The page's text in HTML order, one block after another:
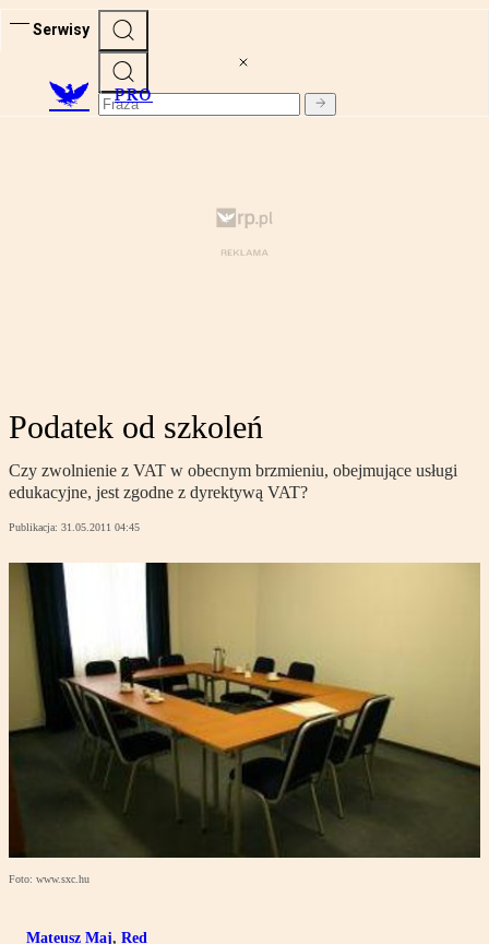
Serwisy
PRO
Podatek od szkoleń
Czy zwolnienie z VAT w obecnym brzmieniu, obejmujące usługi
edukacyjne, jest zgodne z dyrektywą VAT?
Publikacja: 31.05.2011 04:45
Foto: www.sxc.hu
Mateusz Maj, Red